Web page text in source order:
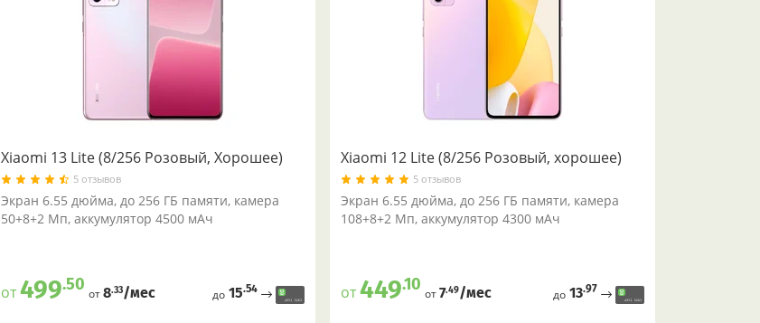
Xiaomi 13 Lite (8/256 Розовый, Хорошее)
5 отзывов
Экран 6.55 дюйма, до 256 ГБ памяти, камера
50+8+2 Мп, аккумулятор 4500 мАч
от499.50 от8.33/меc до15.54
Xiaomi 12 Lite (8/256 Розовый, хорошее)
5 отзывов
Экран 6.55 дюйма, до 256 ГБ памяти, камера
108+8+2 Мп, аккумулятор 4300 мАч
от449.10 от7.49/меc до13.97